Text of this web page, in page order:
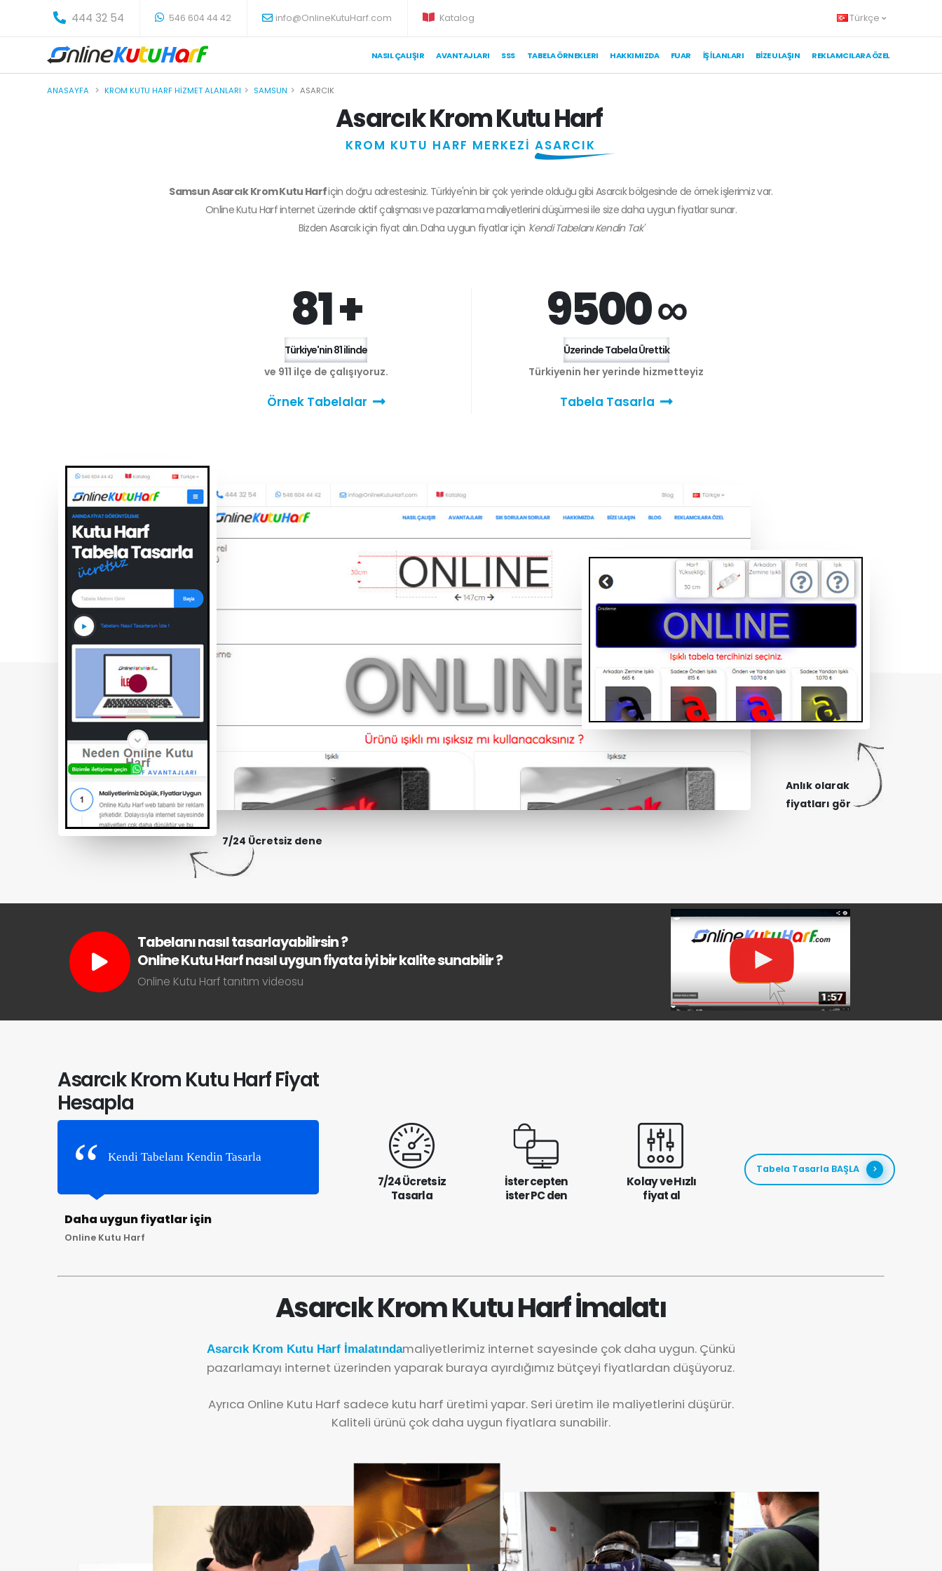
444 32 54 546 604 44 42 info@OnlineKutuHarf.com Katalog Türkçe
NASIL ÇALIŞIR AVANTAJLARI SSS TABELA ÖRNEKLERI HAKKIMIZDA FUAR İŞ İLANLARI BIZE ULAŞIN REKLAMCILARA ÖZEL
ANASAYFA KROM KUTU HARF HIZMET ALANLARI SAMSUN ASARCIK
Asarcık Krom Kutu Harf
KROM KUTU HARF MERKEZİASARCIK
Samsun Asarcık Krom Kutu Harfiçin doğru adrestesiniz. Türkiye'nin bir çok yerinde olduğu gibi Asarcık bölgesinde de örnek işlerimiz var.
Online Kutu Harf internet üzerinde aktif çalışması ve pazarlama maliyetlerini düşürmesi ile size daha uygun fiyatlar sunar.
Bizden Asarcıkiçin fiyat alın. Daha uygun fiyatlar için 'Kendi Tabelanı Kendin Tak'
81 +
Türkiye'nin 81 ilinde
ve 911 ilçe de çalışıyoruz.
Örnek Tabelalar
9500 ∞
Üzerinde Tabela Ürettik
Türkiyenin her yerinde hizmetteyiz
Tabela Tasarla
7/24 Ücretsiz dene
Anlık olarak
fiyatları gör
Tabelanı nasıl tasarlayabilirsin ?
Online Kutu Harf nasıl uygun fiyata iyi bir kalite sunabilir ?
Online Kutu Harf tanıtım videosu
Asarcık Krom Kutu Harf Fiyat
Hesapla
Kendi Tabelanı Kendin Tasarla
Daha uygun fiyatlar için
Online Kutu Harf
7/24 Ücretsiz
Tasarla
İster cepten
ister PC den
Kolay ve Hızlı
fiyat al
Tabela Tasarla BAŞLA
Asarcık Krom Kutu Harf İmalatı
Asarcık Krom Kutu Harf İmalatındamaliyetlerimiz internet sayesinde çok daha uygun. Çünkü
pazarlamayı internet üzerinden yaparak buraya ayırdığımız bütçeyi fiyatlardan düşüyoruz.
Ayrıca Online Kutu Harf sadece kutu harf üretimi yapar. Seri üretim ile maliyetlerini düşürür.
Kaliteli ürünü çok daha uygun fiyatlara sunabilir.